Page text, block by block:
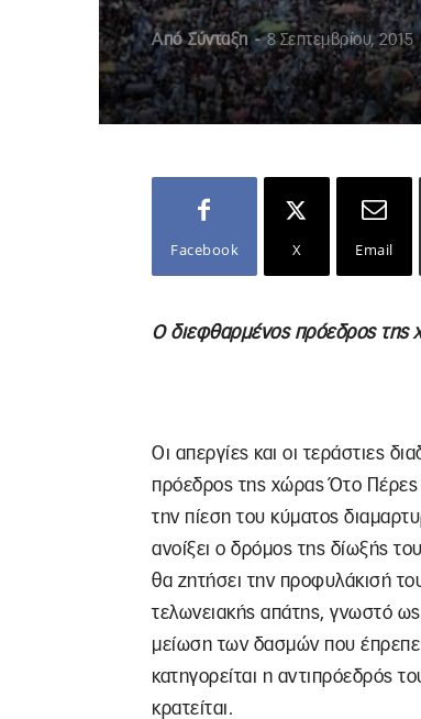
Από Σύνταξη - 8 Σεπτεμβρίου, 2015
Facebook X Email
Ο διεφθαρμένος πρόεδρος της
Οι απεργίες και οι τεράστιες
πρόεδρος της χώρας Ότο
την πίεση του κύματος
ανοίξει ο δρόμος της δίωξής
θα ζητήσει την προφυλάκισή
τελωνειακής απάτης, γνωστό
μείωση των δασμών που έπρεπε
κατηγορείται η αντιπρόεδρός
κρατείται.